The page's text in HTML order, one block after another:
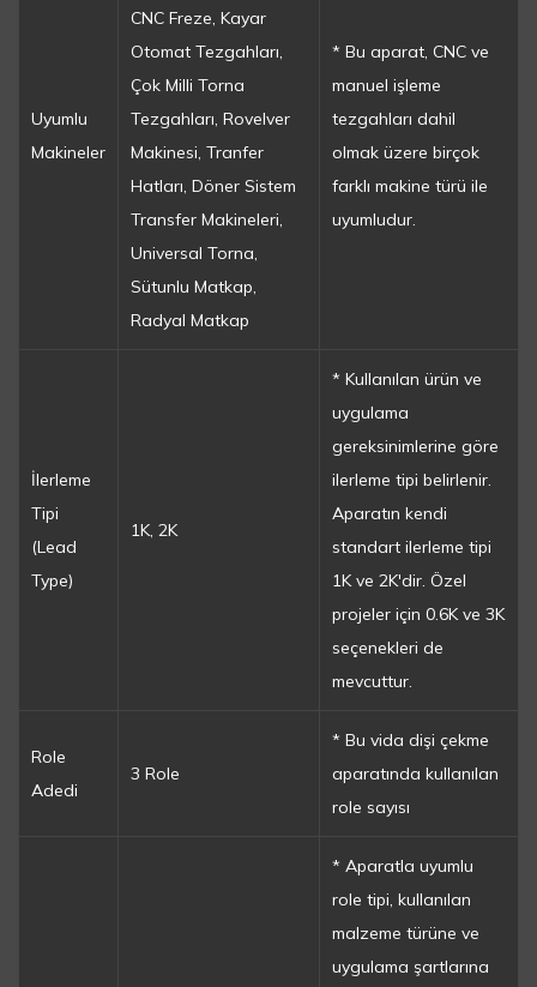
Uyumlu
Makineler
CNC Freze, Kayar
Otomat Tezgahları,
Çok Milli Torna
Tezgahları, Rovelver
Makinesi, Tranfer
Hatları, Döner Sistem
Transfer Makineleri,
Universal Torna,
Sütunlu Matkap,
Radyal Matkap
* Bu aparat, CNC ve
manuel işleme
tezgahları dahil
olmak üzere birçok
farklı makine türü ile
uyumludur.
İlerleme
Tipi
(Lead
Type)
1K, 2K
* Kullanılan ürün ve
uygulama
gereksinimlerine göre
ilerleme tipi belirlenir.
Aparatın kendi
standart ilerleme tipi
1K ve 2K'dir. Özel
projeler için 0.6K ve 3K
seçenekleri de
mevcuttur.
Role
Adedi
3 Role
* Bu vida dişi çekme
aparatında kullanılan
role sayısı
* Aparatla uyumlu
role tipi, kullanılan
malzeme türüne ve
uygulama şartlarına